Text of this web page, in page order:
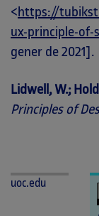
< https://
ux-principle-
gener de 2021].
Lidwell, W.;
Principles of
uoc.edu